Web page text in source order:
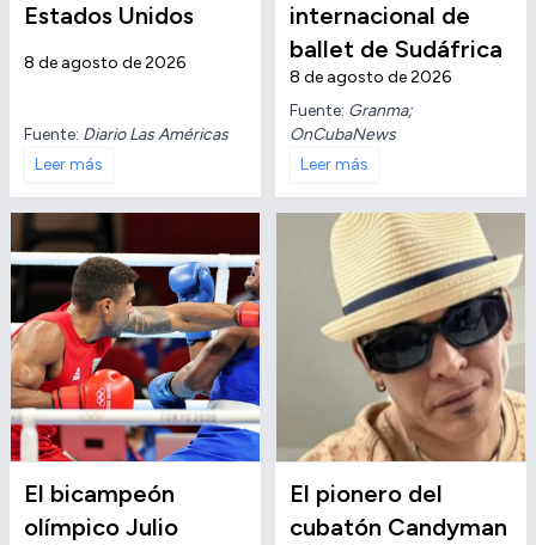
Estados Unidos
8 de agosto de 2026
Fuente: Diario Las Américas
Leer más
internacional de
ballet de Sudáfrica
8 de agosto de 2026
Fuente: Granma;
OnCubaNews
Leer más
El bicampeón
olímpico Julio
El pionero del
cubatón Candyman